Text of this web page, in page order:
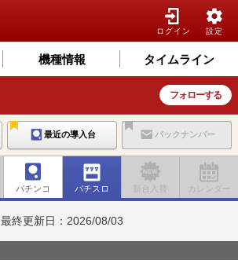
ログイン 設定
機種情報 タイムライン
フォローする
最近の導入台 バックナンバー
パチンコ パチスロ 新台入替 カレンダー
最終更新日：2026/08/03